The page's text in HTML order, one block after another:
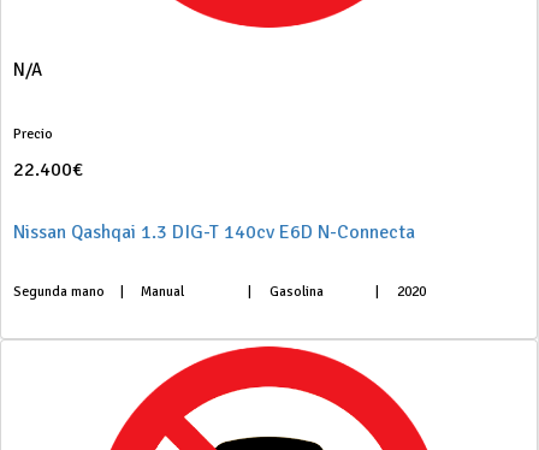
N/A
Precio
22.400€
Nissan Qashqai 1.3 DIG-T 140cv E6D N-Connecta
Segunda mano Manual Gasolina 2020